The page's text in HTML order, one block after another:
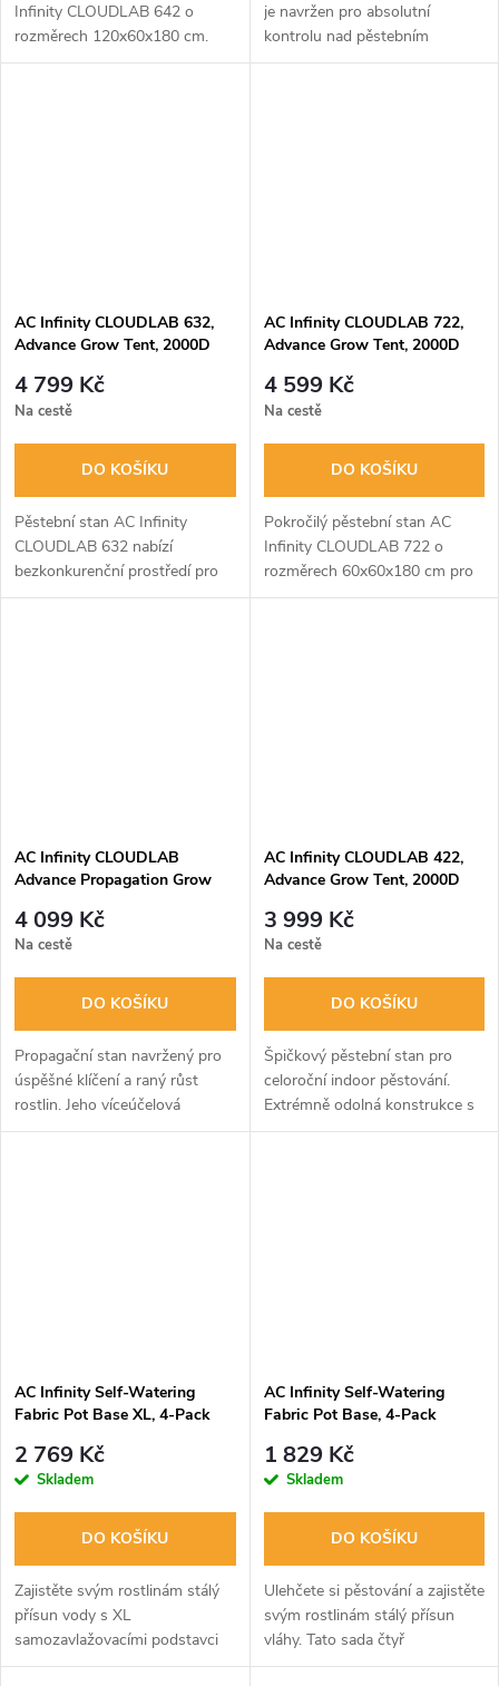
Infinity CLOUDLAB 642 o
rozměrech 120x60x180 cm.
Nabízí extrémně odolné plátno
je navržen pro absolutní
kontrolu nad pěstebním
prostředím. Kombinuje
AC Infinity CLOUDLAB 632,
Advance Grow Tent, 2000D
90x60x180cm
4 799 Kč
Na cestě
DO KOŠÍKU
Pěstební stan AC Infinity
CLOUDLAB 632 nabízí
bezkonkurenční prostředí pro
vaše jednoleté rostliny. Díky
AC Infinity CLOUDLAB 722,
Advance Grow Tent, 2000D
60x60x180cm
4 599 Kč
Na cestě
DO KOŠÍKU
Pokročilý pěstební stan AC
Infinity CLOUDLAB 722 o
rozměrech 60x60x180 cm pro
vytvoření ideálních podmínek.
AC Infinity CLOUDLAB
Advance Propagation Grow
4 099 Kč
Na cestě
DO KOŠÍKU
Propagační stan navržený pro
úspěšné klíčení a raný růst
rostlin. Jeho víceúčelová
konstrukce funguje vertikálně i
AC Infinity CLOUDLAB 422,
Advance Grow Tent, 2000D
60x60x120cm
3 999 Kč
Na cestě
DO KOŠÍKU
Špičkový pěstební stan pro
celoroční indoor pěstování.
Extrémně odolná konstrukce s
nosností 68 kg a plátno 2000D
AC Infinity Self-Watering
Fabric Pot Base XL, 4-Pack
2 769 Kč
Skladem
DO KOŠÍKU
Zajistěte svým rostlinám stálý
přísun vody s XL
samozavlažovacími podstavci
AC Infinity. Tato sada 4 kusů
AC Infinity Self-Watering
Fabric Pot Base, 4-Pack
1 829 Kč
Skladem
DO KOŠÍKU
Ulehčete si pěstování a zajistěte
svým rostlinám stálý přísun
vláhy. Tato sada čtyř
samozavlažovacích podmisek